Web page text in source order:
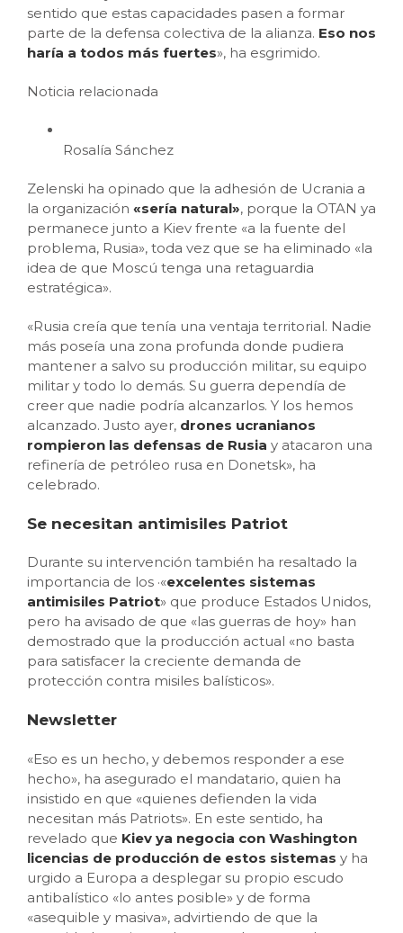
sentido que estas capacidades pasen a formar
parte de la defensa colectiva de la alianza. Eso nos
haría a todos más fuertes», ha esgrimido.
Noticia relacionada
Rosalía Sánchez
Zelenski ha opinado que la adhesión de Ucrania a
la organización «sería natural», porque la OTAN ya
permanece junto a Kiev frente «a la fuente del
problema, Rusia», toda vez que se ha eliminado «la
idea de que Moscú tenga una retaguardia
estratégica».
«Rusia creía que tenía una ventaja territorial. Nadie
más poseía una zona profunda donde pudiera
mantener a salvo su producción militar, su equipo
militar y todo lo demás. Su guerra dependía de
creer que nadie podría alcanzarlos. Y los hemos
alcanzado. Justo ayer, drones ucranianos
rompieron las defensas de Rusia y atacaron una
refinería de petróleo rusa en Donetsk», ha
celebrado.
Se necesitan antimisiles Patriot
Durante su intervención también ha resaltado la
importancia de los ·«excelentes sistemas
antimisiles Patriot» que produce Estados Unidos,
pero ha avisado de que «las guerras de hoy» han
demostrado que la producción actual «no basta
para satisfacer la creciente demanda de
protección contra misiles balísticos».
Newsletter
«Eso es un hecho, y debemos responder a ese
hecho», ha asegurado el mandatario, quien ha
insistido en que «quienes defienden la vida
necesitan más Patriots». En este sentido, ha
revelado que Kiev ya negocia con Washington
licencias de producción de estos sistemas y ha
urgido a Europa a desplegar su propio escudo
antibalístico «lo antes posible» y de forma
«asequible y masiva», advirtiendo de que la